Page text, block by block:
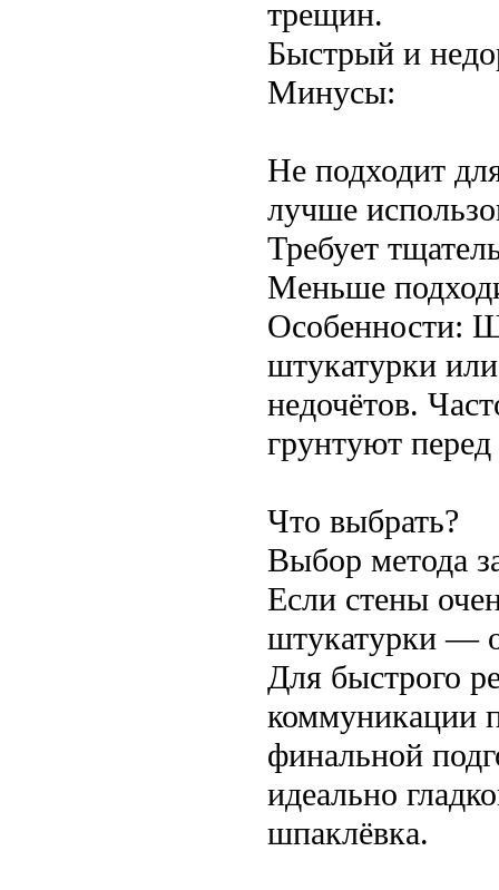
трещин.
Быстрый и
Минусы:
Не подходит
лучше
Требует
Меньше
Особенности:
штукатурки
недочётов.
грунтуют
Что выбрать?
Выбор метода
Если стены
штукатурки —
Для быстрого
коммуникации
финальной
идеально
шпаклёвка.